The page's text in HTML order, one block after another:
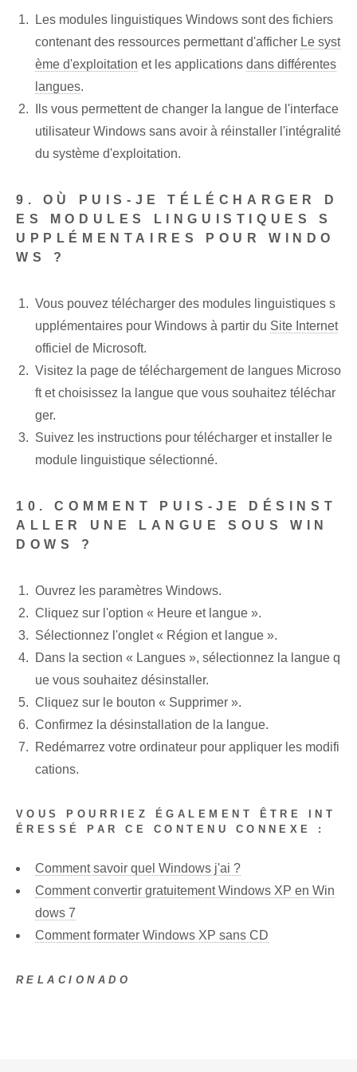
Les modules linguistiques Windows sont des fichiers
contenant des ressources permettant d'afficher Le syst
ème d'exploitation et les applications dans différentes
langues.
Ils vous permettent de changer la langue de l'interface
utilisateur Windows sans avoir à réinstaller l'intégralité
du système d'exploitation.
9. OÙ PUIS-JE TÉLÉCHARGER D
ES MODULES LINGUISTIQUES S
UPPLÉMENTAIRES POUR WINDO
WS ?
Vous pouvez télécharger des modules linguistiques s
upplémentaires pour Windows à partir du Site Internet
officiel de Microsoft.
Visitez la page de téléchargement de langues Microso
ft et choisissez la langue que vous souhaitez téléchar
ger.
Suivez les instructions pour télécharger et installer le
module linguistique sélectionné.
10. COMMENT PUIS-JE DÉSINST
ALLER UNE LANGUE SOUS WIN
DOWS ?
Ouvrez les paramètres Windows.
Cliquez sur l'option « Heure et langue ».
Sélectionnez l'onglet « Région et langue ».
Dans la section « Langues », sélectionnez la langue q
ue vous souhaitez désinstaller.
Cliquez sur le bouton « Supprimer ».
Confirmez la désinstallation de la langue.
Redémarrez votre ordinateur pour appliquer les modifi
cations.
VOUS POURRIEZ ÉGALEMENT ÊTRE INT
ÉRESSÉ PAR CE CONTENU CONNEXE :
Comment savoir quel Windows j'ai ?
Comment convertir gratuitement Windows XP en Win
dows 7
Comment formater Windows XP sans CD
RELACIONADO